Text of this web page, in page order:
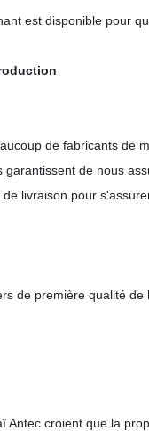
est disponible pour
de fabricants de
de nous
livraison pour
de première qualité
Antec croient que la